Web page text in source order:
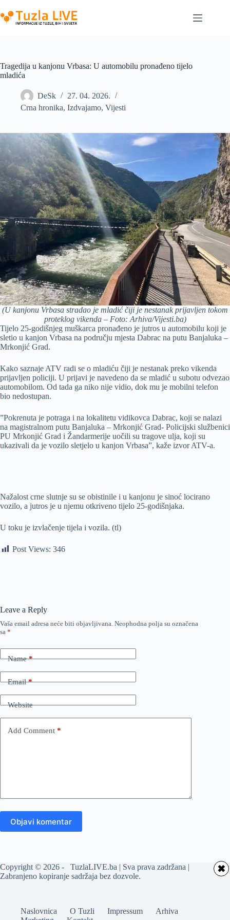
to
content
Tragedija u kanjonu Vrbasa: U automobilu pronađeno tijelo
mladića
DeSk
27. 04. 2026.
Crna hronika, Izdvajamo, Vijesti
(U kanjonu Vrbasa stradao je mladić čiji je nestanak prijavljen tokom
proteklog vikenda – Foto: Arhiva/Vijesti.ba)
Tijelo 25-godišnjeg muškarca pronađeno je jutros u automobilu koji je
sletio u kanjon Vrbasa na području mjesta Dabrac na putu Banjaluka –
Mrkonjić Grad.
Kako saznaje ATV radi se o mladiću čiji je nestanak preko vikenda
prijavljen policiji. U prijavi je navedeno da se mladić u subotu odvezao
automobilom. Od tada ga niko nije vidio, dok mu je mobilni telefon
bio nedostupan.
”Pokrenuta je potraga i na lokalitetu vidikovca Dabrac, koji se nalazi
na magistralnom putu Banjaluka – Mrkonjić Grad- Policijski službenici
PU Mrkonjić Grad i Žandarmerije uočili su tragove ulja, koji su
ukazivali da je vozilo sletjelo u kanjon Vrbasa”, kaže izvor ATV-a.
Nažalost crne slutnje su se obistinile i u kanjonu je sinoć locirano
vozilo, a jutros je u njemu otkriveno tijelo 25-godišnjaka.
U toku je izvlačenje tijela i vozila. (tl)
Post Views: 346
Leave a Reply
Vaša email adresa neće biti objavljivana. Neophodna polja su označena
sa *
Name*
Email*
Website
Add Comment *
Objavi komentar
Copyright © 2026 - TuzlaLIVE.ba | Sva prava zadržana |
Zabranjeno kopiranje sadržaja bez dozvole.
Naslovnica O Tuzli Impressum
Arhiva
✖